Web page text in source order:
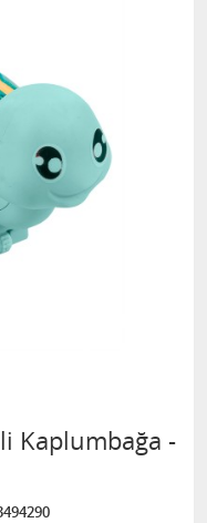
Kaplumbağa -